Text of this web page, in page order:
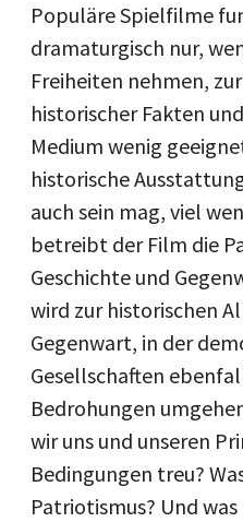
Populäre Spielfilme
dramaturgisch nur,
Freiheiten nehmen,
historischer Fakten
Medium wenig
historische
auch sein mag, viel
betreibt der Film die
Geschichte und
wird zur historischen
Gegenwart, in der
Gesellschaften
Bedrohungen
wir uns und unseren
Bedingungen treu?
Patriotismus? Und